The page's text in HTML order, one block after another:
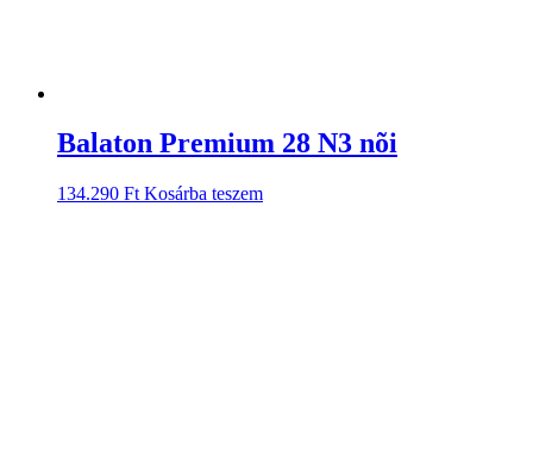
Balaton Premium 28 N3 nõi
134.290 Ft Kosárba teszem